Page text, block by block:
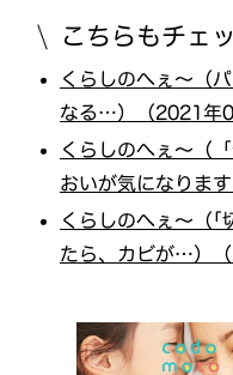
こちらもチェ
くらしのへぇ〜（
なる…）（2021年
くらしのへぇ〜（
おいが気になりま
くらしのへぇ〜（｢
たら、カビが…）